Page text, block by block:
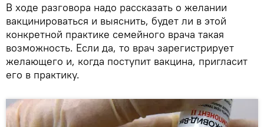
В ходе разговора надо рассказать о желании
вакцинироваться и выяснить, будет ли в этой
конкретной практике семейного врача такая
возможность. Если да, то врач зарегистрирует
желающего и, когда поступит вакцина, пригласит
его в практику.